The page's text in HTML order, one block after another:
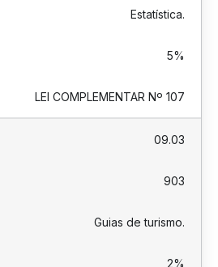
Estatística.
5%
LEI COMPLEMENTAR Nº 107
09.03
903
Guias de turismo.
2%